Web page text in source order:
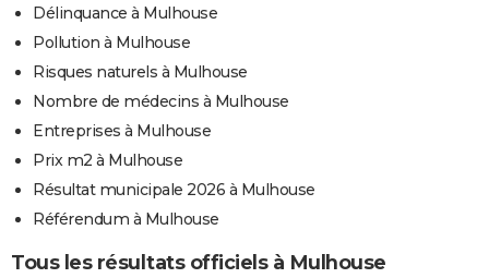
Délinquance à Mulhouse
Pollution à Mulhouse
Risques naturels à Mulhouse
Nombre de médecins à Mulhouse
Entreprises à Mulhouse
Prix m2 à Mulhouse
Résultat municipale 2026 à Mulhouse
Référendum à Mulhouse
Tous les résultats officiels à Mulhouse